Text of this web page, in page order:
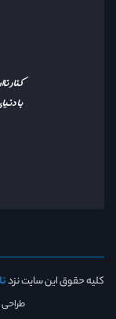
کنار
با
کلیه حقوق این سایت نزد